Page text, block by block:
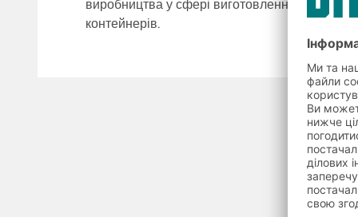
виробництва у сфері виготовлення систем
контейнерів.